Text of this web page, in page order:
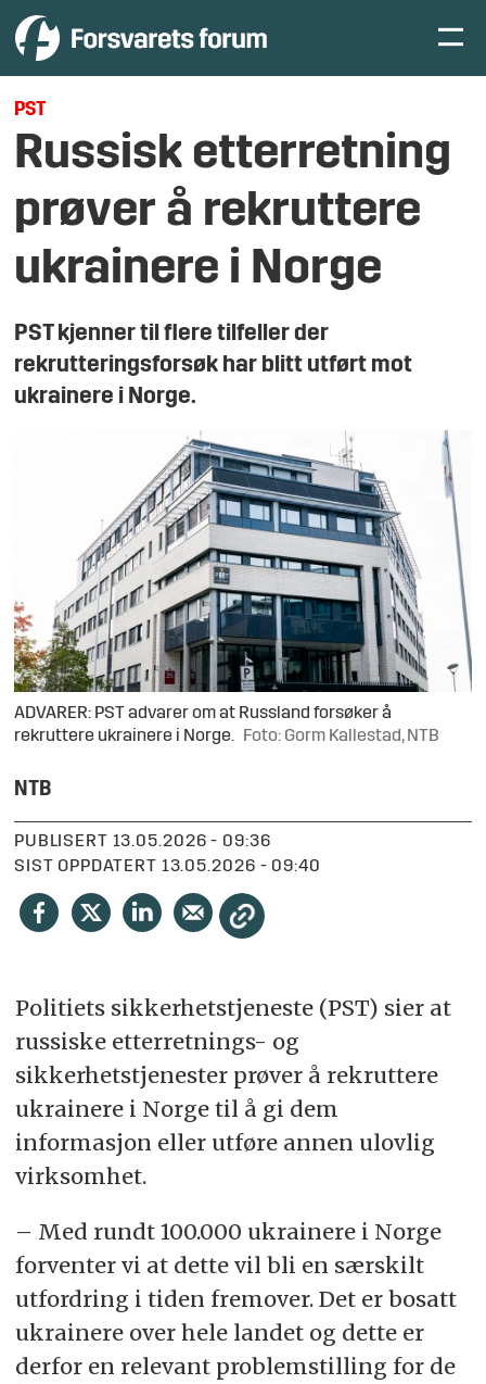
PST
Russisk etterretning
prøver å rekruttere
ukrainere i Norge
PST kjenner til flere tilfeller der
rekrutteringsforsøk har blitt utført mot
ukrainere i Norge.
ADVARER: PST advarer om at Russland forsøker å
rekruttere ukrainere i Norge.
Foto: Gorm Kallestad, NTB
NTB
PUBLISERT
13.05.2026 - 09:36
SIST OPPDATERT
13.05.2026 - 09:40
Politiets sikkerhetstjeneste (PST) sier at
russiske etterretnings- og
sikkerhetstjenester prøver å rekruttere
ukrainere i Norge til å gi dem
informasjon eller utføre annen ulovlig
virksomhet.
– Med rundt 100.000 ukrainere i Norge
forventer vi at dette vil bli en særskilt
utfordring i tiden fremover. Det er bosatt
ukrainere over hele landet og dette er
derfor en relevant problemstilling for de